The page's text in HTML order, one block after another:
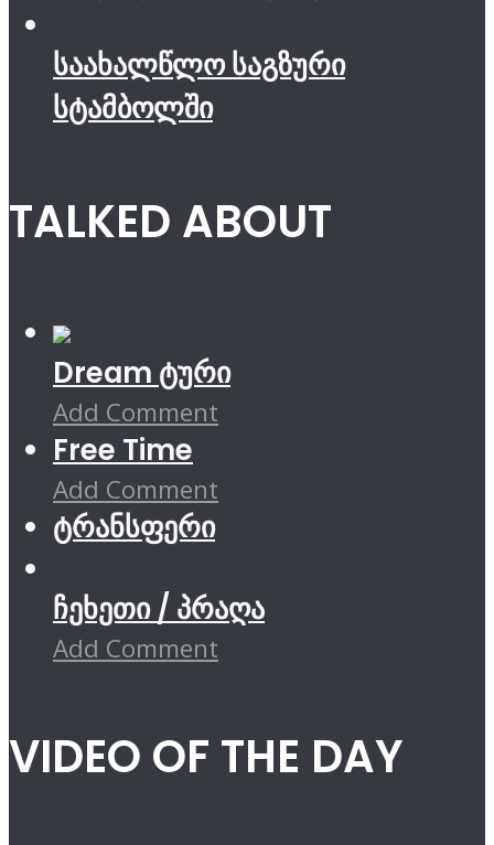
საახალწლო საგზური
სტამბოლში
TALKED ABOUT
Dream ტური
Add Comment
Free Time
Add Comment
ტრანსფერი
ჩეხეთი / პრაღა
Add Comment
VIDEO OF THE DAY